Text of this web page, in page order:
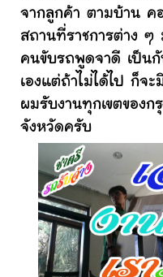
จากลูกค้า ตามบ้าน ค
สถานที่ราชการต่าง
คนขับรถพูดจาดี เป็น
เองแต่ถ้าไม่ได้ไป ก็จ
ผมรับงานทุกเขตของ
จังหวัดครับ